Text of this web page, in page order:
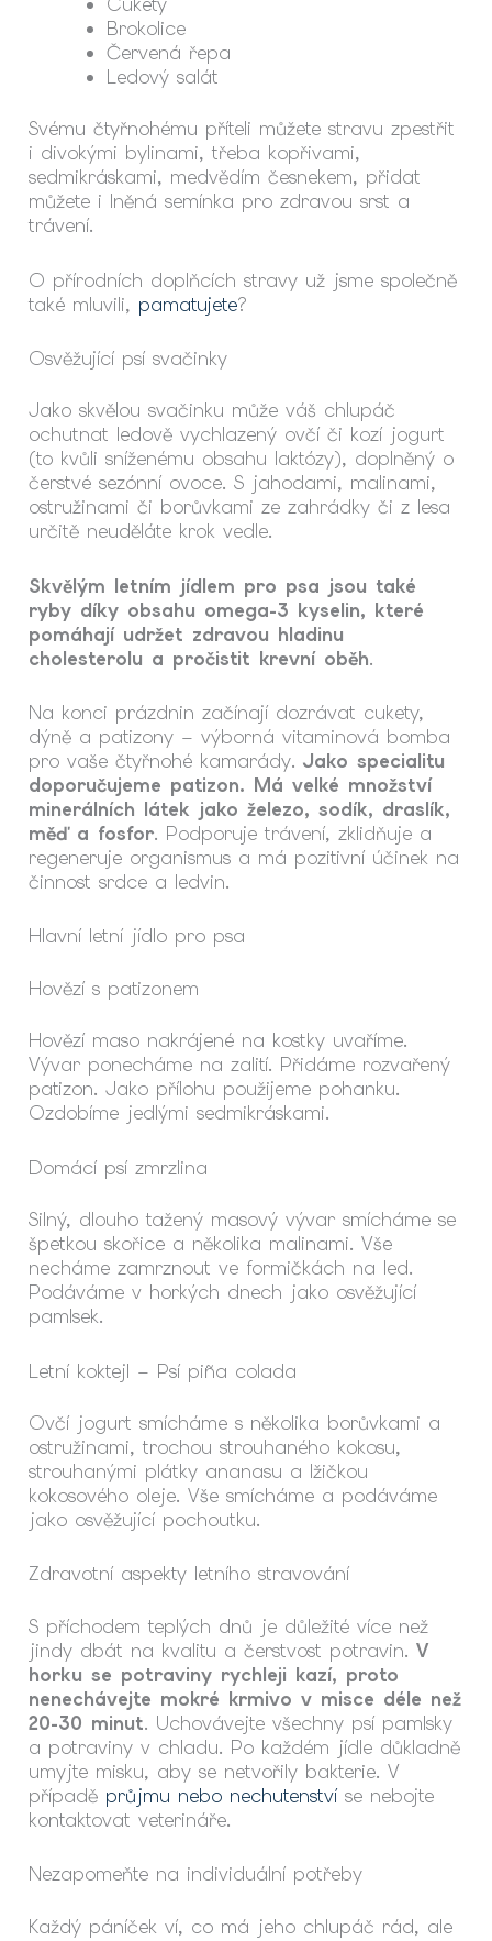
Brokolice
Červená řepa
Ledový salát
Svému čtyřnohému příteli můžete stravu zpestřit
i divokými bylinami, třeba kopřivami,
sedmikráskami, medvědím česnekem, přidat
můžete i lněná semínka pro zdravou srst a
trávení.
O přírodních doplňcích stravy už jsme společně
také mluvili, pamatujete?
Osvěžující psí svačinky
Jako skvělou svačinku může váš chlupáč
ochutnat ledově vychlazený ovčí či kozí jogurt
(to kvůli sníženému obsahu laktózy), doplněný o
čerstvé sezónní ovoce. S jahodami, malinami,
ostružinami či borůvkami ze zahrádky či z lesa
určitě neuděláte krok vedle.
Skvělým letním jídlem pro psa jsou také
ryby díky obsahu omega-3 kyselin, které
pomáhají udržet zdravou hladinu
cholesterolu a pročistit krevní oběh.
Na konci prázdnin začínají dozrávat cukety,
dýně a patizony – výborná vitaminová bomba
pro vaše čtyřnohé kamarády.Jako specialitu
doporučujeme patizon. Má velké množství
minerálních látek jako železo, sodík, draslík,
měď a fosfor. Podporuje trávení, zklidňuje a
regeneruje organismus a má pozitivní účinek na
činnost srdce a ledvin.
Hlavní letní jídlo pro psa
Hovězí s patizonem
Hovězí maso nakrájené na kostky uvaříme.
Vývar ponecháme na zalití. Přidáme rozvařený
patizon. Jako přílohu použijeme pohanku.
Ozdobíme jedlými sedmikráskami.
Domácí psí zmrzlina
Silný, dlouho tažený masový vývar smícháme se
špetkou skořice a několika malinami. Vše
necháme zamrznout ve formičkách na led.
Podáváme v horkých dnech jako osvěžující
pamlsek.
Letní koktejl – Psí piña colada
Ovčí jogurt smícháme s několika borůvkami a
ostružinami, trochou strouhaného kokosu,
strouhanými plátky ananasu a lžičkou
kokosového oleje. Vše smícháme a podáváme
jako osvěžující pochoutku.
Zdravotní aspekty letního stravování
S příchodem teplých dnů je důležité více než
jindy dbát na kvalitu a čerstvost potravin.V
horku se potraviny rychleji kazí, proto
nenechávejte mokré krmivo v misce déle než
20-30 minut. Uchovávejte všechny psí pamlsky
a potraviny v chladu. Po každém jídle důkladně
umyjte misku, aby se netvořily bakterie. V
případě průjmu nebo nechutenstvíse nebojte
kontaktovat veterináře.
Nezapomeňte na individuální potřeby
Každý páníček ví, co má jeho chlupáč rád, ale